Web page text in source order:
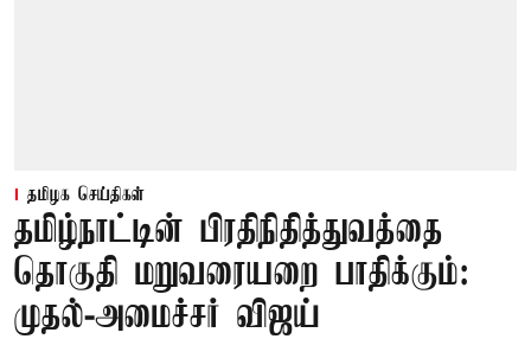
தமிழக செய்திகள்
தமிழ்நாட்டின் பிரதிநிதித்துவத்தை
தொகுதி மறுவரையறை பாதிக்கும்:
முதல்-அமைச்சர் விஜய்